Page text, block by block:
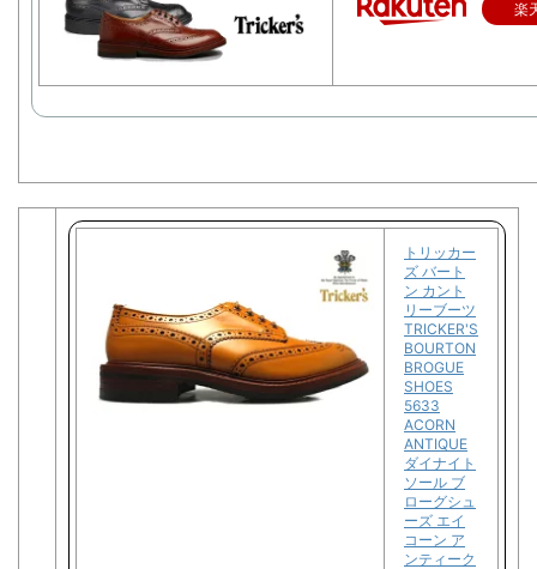
楽
トリッカー
ズ バート
ン カント
リーブーツ
TRICKER'S
BOURTON
BROGUE
SHOES
5633
ACORN
ANTIQUE
ダイナイト
ソール ブ
ローグシュ
ーズ エイ
コーン ア
ンティーク